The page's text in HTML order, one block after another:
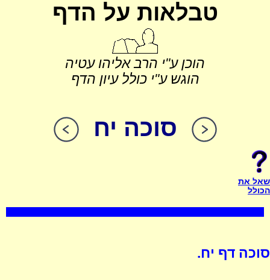
טבלאות על הדף
הוכן ע"י הרב אליהו עטיה
הוגש ע"י כולל עיון הדף
סוכה יח
שאל את
הכולל
סוכה דף יח.